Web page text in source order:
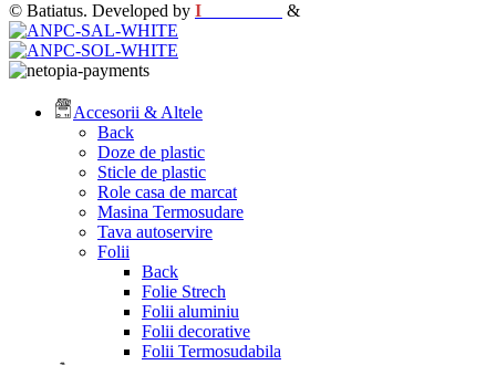
© Batiatus. Developed by I &
Accesorii & Altele
Back
Doze de plastic
Sticle de plastic
Role casa de marcat
Masina Termosudare
Tava autoservire
Folii
Back
Folie Strech
Folii aluminiu
Folii decorative
Folii Termosudabila